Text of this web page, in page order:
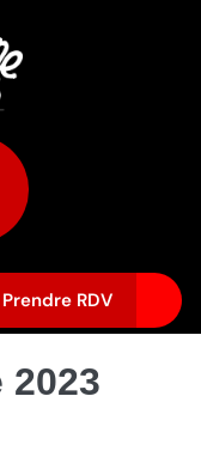
Prendre RDV
2023